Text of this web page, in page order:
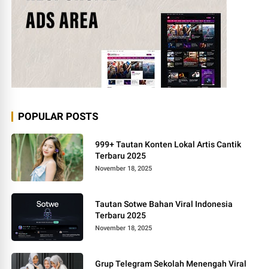
POPULAR POSTS
999+ Tautan Konten Lokal Artis Cantik
Terbaru 2025
November 18, 2025
Tautan Sotwe Bahan Viral Indonesia
Terbaru 2025
November 18, 2025
Grup Telegram Sekolah Menengah Viral